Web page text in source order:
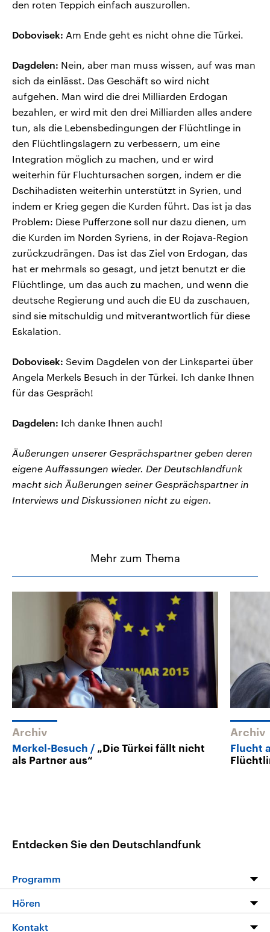
den roten Teppich einfach auszurollen.
Dobovisek: Am Ende geht es nicht ohne die Türkei.
Dagdelen: Nein, aber man muss wissen, auf was man
sich da einlässt. Das Geschäft so wird nicht
aufgehen. Man wird die drei Milliarden Erdogan
bezahlen, er wird mit den drei Milliarden alles andere
tun, als die Lebensbedingungen der Flüchtlinge in
den Flüchtlingslagern zu verbessern, um eine
Integration möglich zu machen, und er wird
weiterhin für Fluchtursachen sorgen, indem er die
Dschihadisten weiterhin unterstützt in Syrien, und
indem er Krieg gegen die Kurden führt. Das ist ja das
Problem: Diese Pufferzone soll nur dazu dienen, um
die Kurden im Norden Syriens, in der Rojava-Region
zurückzudrängen. Das ist das Ziel von Erdogan, das
hat er mehrmals so gesagt, und jetzt benutzt er die
Flüchtlinge, um das auch zu machen, und wenn die
deutsche Regierung und auch die EU da zuschauen,
sind sie mitschuldig und mitverantwortlich für diese
Eskalation.
Dobovisek: Sevim Dagdelen von der Linkspartei über
Angela Merkels Besuch in der Türkei. Ich danke Ihnen
für das Gespräch!
Dagdelen: Ich danke Ihnen auch!
Äußerungen unserer Gesprächspartner geben deren
eigene Auffassungen wieder. Der Deutschlandfunk
macht sich Äußerungen seiner Gesprächspartner in
Interviews und Diskussionen nicht zu eigen.
Mehr zum Thema
Archiv
Merkel-Besuch
„Die Türkei fällt nicht
als Partner aus“
Archiv
Flucht
Entdecken Sie den Deutschlandfunk
Programm
Programm
Hören
Livestream
Kontakt